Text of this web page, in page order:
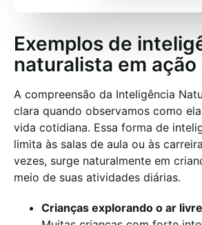
Exemplos de
naturalista em ação
A compreensão da Inteligência
clara quando observamos como
vida cotidiana. Essa forma de
limita às salas de aula ou às
vezes, surge naturalmente em
meio de suas atividades diárias.
Crianças explorando o ar livre